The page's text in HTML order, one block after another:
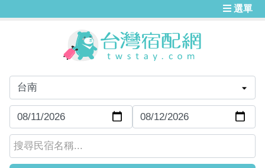
選單